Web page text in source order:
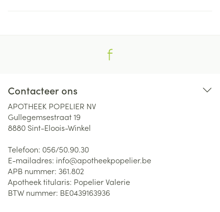
Contacteer ons
APOTHEEK POPELIER NV
Gullegemsestraat 19
8880 Sint-Eloois-Winkel
Telefoon: 056/50.90.30
E-mailadres: info@apotheekpopelier.be
APB nummer: 361.802
Apotheek titularis: Popelier Valerie
BTW nummer: BE0439163936